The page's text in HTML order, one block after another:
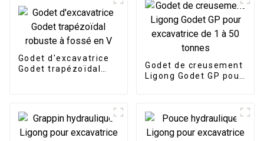
Godet d'excavatrice
Godet trapézoïdal
Godet de creusement
Ligong Godet GP pour